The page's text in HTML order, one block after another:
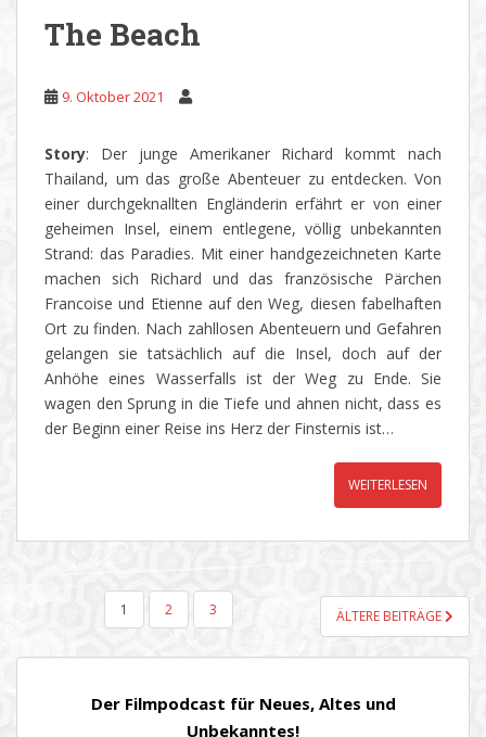
The Beach
9. Oktober 2021
Story: Der junge Amerikaner Richard kommt nach
Thailand, um das große Abenteuer zu entdecken. Von
einer durchgeknallten Engländerin erfährt er von einer
geheimen Insel, einem entlegene, völlig unbekannten
Strand: das Paradies. Mit einer handgezeichneten Karte
machen sich Richard und das französische Pärchen
Francoise und Etienne auf den Weg, diesen fabelhaften
Ort zu finden. Nach zahllosen Abenteuern und Gefahren
gelangen sie tatsächlich auf die Insel, doch auf der
Anhöhe eines Wasserfalls ist der Weg zu Ende. Sie
wagen den Sprung in die Tiefe und ahnen nicht, dass es
der Beginn einer Reise ins Herz der Finsternis ist…
WEITERLESEN
SEITENNUMMERIERUNG
BEITRÄGE
1 2 3 ÄLTERE BEITRÄGE
Der Filmpodcast für Neues, Altes und
Unbekanntes!